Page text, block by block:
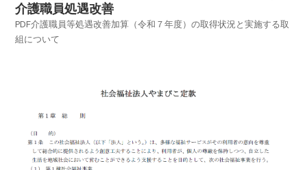
介護職員処遇改善
PDF介護職員等処遇改善加算（令和７年度）の取得状況と実施する取
組について